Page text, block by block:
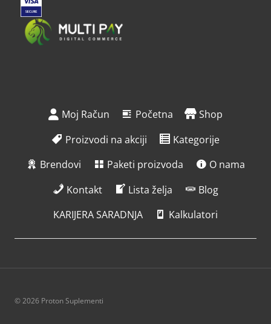
Moj Račun Početna
Shop
Proizvodi na akciji
Kategorije
Brendovi
Paketi proizvoda
O nama
Kontakt
Lista želja
Blog
KARIJERA SARADNJA
Kalkulatori
© 2026 Proton Suplementi